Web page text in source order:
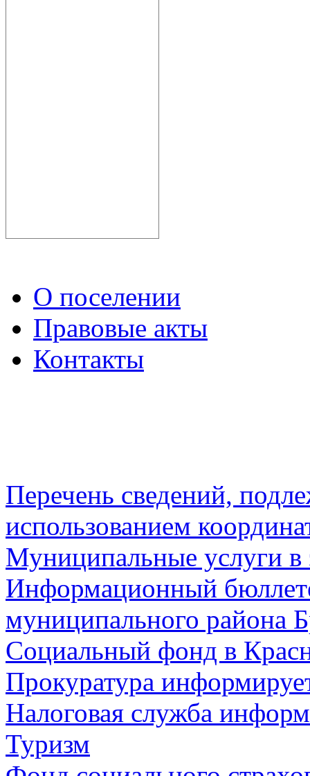
О поселении
Правовые акты
Контакты
Перечень сведений,
использованием
Муниципальные услуги в
Информационный
муниципального района
Социальный фонд в
Прокуратура
Налоговая служба
Туризм